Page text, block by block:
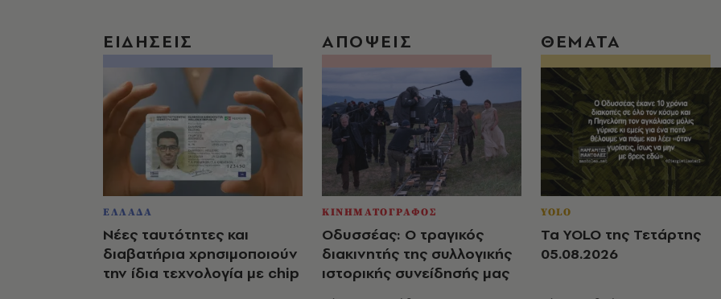
ΕΙΔΗΣΕΙΣ
ΕΛΛΑΔΑ
Νέες ταυτότητες και
διαβατήρια χρησιμοποιούν
την ίδια τεχνολογία με chip
ΑΠΟΨΕΙΣ
ΚΙΝΗΜΑΤΟΓΡΑΦΟΣ
Οδυσσέας: Ο τραγικός
διακινητής της συλλογικής
ιστορικής συνείδησής μας
ΘΕΜΑΤΑ
YOLO
Τα YOLO της Τετάρτης
05.08.2026